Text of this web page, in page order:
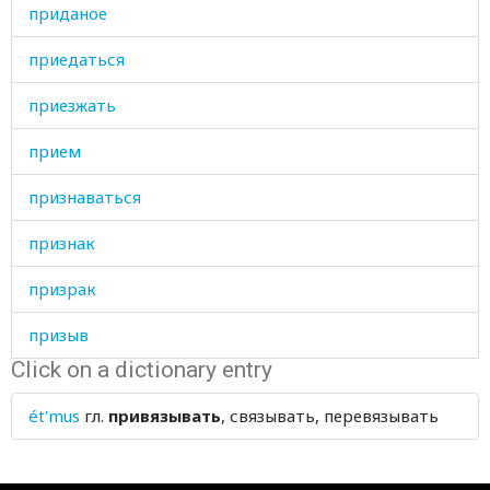
приданое
приедаться
приезжать
прием
признаваться
признак
призрак
призыв
приказ
приказать
Click on a dictionary entry
ét'mus гл. привязывать, связывать, перевязывать